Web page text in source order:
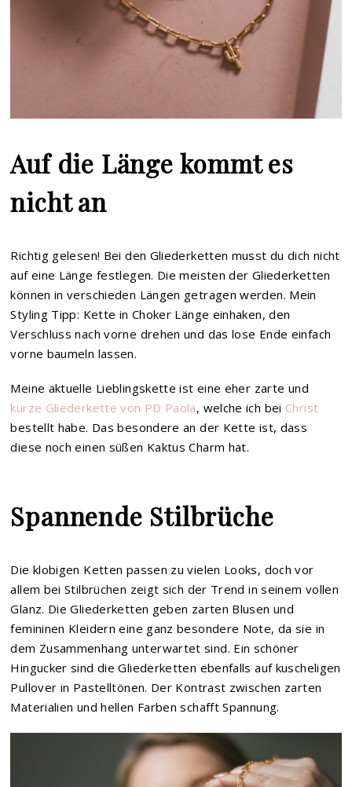
Auf die Länge kommt es
nicht an
Richtig gelesen! Bei den Gliederketten musst du dich nicht
auf eine Länge festlegen. Die meisten der Gliederketten
können in verschieden Längen getragen werden. Mein
Styling Tipp: Kette in Choker Länge einhaken, den
Verschluss nach vorne drehen und das lose Ende einfach
vorne baumeln lassen.
Meine aktuelle Lieblingskette ist eine eher zarte und
kurze Gliederkette von PD Paola, welche ich bei Christ
bestellt habe. Das besondere an der Kette ist, dass
diese noch einen süßen Kaktus Charm hat.
Spannende Stilbrüche
Die klobigen Ketten passen zu vielen Looks, doch vor
allem bei Stilbrüchen zeigt sich der Trend in seinem vollen
Glanz. Die Gliederketten geben zarten Blusen und
femininen Kleidern eine ganz besondere Note, da sie in
dem Zusammenhang unterwartet sind. Ein schöner
Hingucker sind die Gliederketten ebenfalls auf kuscheligen
Pullover in Pastelltönen. Der Kontrast zwischen zarten
Materialien und hellen Farben schafft Spannung.